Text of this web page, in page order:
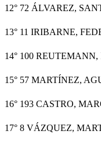
12° 72 ÁLVAREZ,
13° 11 IRIBARNE,
14° 100 REUTEMANN,
15° 57 MARTÍNEZ,
16° 193 CASTRO,
17° 8 VÁZQUEZ,